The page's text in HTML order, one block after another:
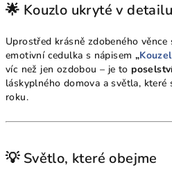
🌟 Kouzlo ukryté v detailu
Uprostřed krásně zdobeného
emotivní cedulka s nápisem „
víc než jen ozdobou – je to
láskyplného domova a světla,
roku.
💡 Světlo, které obejme